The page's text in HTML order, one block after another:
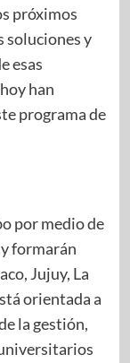
próximos
soluciones y
esas
han
programa de
por medio de
formarán
Jujuy, La
orientada a
la gestión,